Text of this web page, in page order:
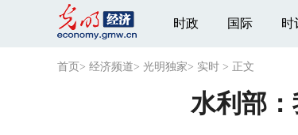
时政 国际 时
首页 > 经济频道> 光明独家> 实时 > 正文
水利部